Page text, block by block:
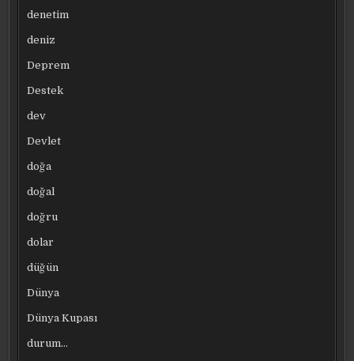
denetim
deniz
Deprem
Destek
dev
Devlet
doğa
doğal
doğru
dolar
düğün
Dünya
Dünya Kupası
durum…